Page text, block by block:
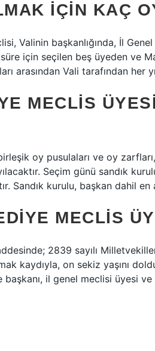
IÇIN KAÇ
Valinin başkanlığında, İl
süre için seçilen beş üyeden ve
arasından Vali tarafından her
MECLIS
oy pusulaları ve oy
Seçim günü sandık
Sandık kurulu, başkan dahil
MECLIS
2839 sayılı
kaydıyla, on sekiz yaşını
başkanı, il genel meclisi üyesi